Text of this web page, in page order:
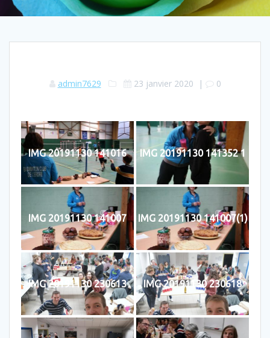
admin7629 23 janvier 2020 | 0
IMG 20191130 141016 IMG 20191130 141352 1
IMG 20191130 141007 IMG 20191130 141007(1)
IMG 20191130 230613 IMG 20191130 230618